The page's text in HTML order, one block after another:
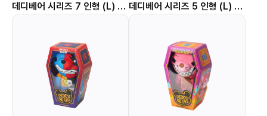
데디베어 시리즈 7 인형 (L) 좀보조 데디베어 시리즈 5 인형 (L) 에드가 앨런 크로우